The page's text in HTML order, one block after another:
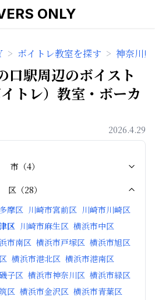
ONLY
> ボイトレ教室を探す > 神奈川
口駅周辺のボイスト
トレ）教室・ボーカ
2026.4.29
市 （4）
区 （28）
摩区 川崎市宮前区 川崎市川崎区
区 川崎市麻生区 横浜市中区
市南区 横浜市戸塚区 横浜市旭区
横浜市港北区 横浜市港南区
子区 横浜市神奈川区 横浜市緑区
区 横浜市金沢区 横浜市青葉区